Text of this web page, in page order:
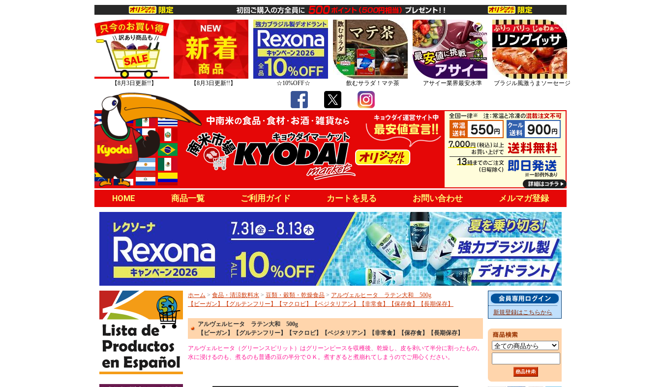
【8月3日更新!!】 【8月3日更新!!】 ☆10%OFF☆ 飲むサラダ！マテ茶 アサイー業界最安水準 ブラジル風激うまソーセージ
HOME 商品一覧 ご利用ガイド カートを見る お問い合わせ メルマガ登録
ホーム > 食品・清涼飲料水 > 豆類・穀類・乾燥食品 > アルヴェルヒータ ラテン大和 500g
【ビーガン】【グルテンフリー】【マクロビ】【ベジタリアン】【非常食】【保存食】【長期保存】
アルヴェルヒータ ラテン大和 500g
【ビーガン】【グルテンフリー】【マクロビ】【ベジタリアン】【非常食】【保存食】【長期保存】
アルヴェルヒータ（グリーンスピリット）はグリーンピースを収穫後、乾燥し、皮を剥いて半分に割ったもの。
水に浸けるのも、煮るのも普通の豆の半分でＯＫ。煮すぎると煮崩れてしまうのでご用心ください。
新規登録はこちらから